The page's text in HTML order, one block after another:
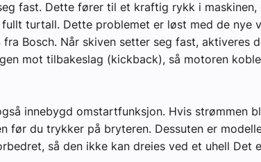
fast. Dette fører til et kraftig rykk i maskinen,
turtall. Dette problemet er løst med de nye
fra Bosch. Når skiven setter seg fast, aktiveres
mot tilbakeslag (kickback), så motoren
innebygd omstartfunksjon. Hvis strømmen
før du trykker på bryteren. Dessuten er
så den ikke kan dreies ved et uhell Det